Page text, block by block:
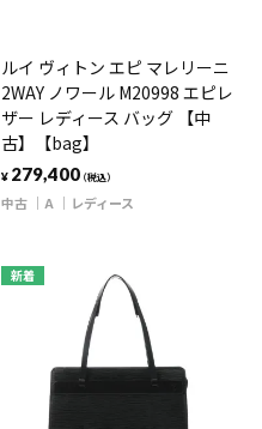
ルイ ヴィトン エピ マレリーニ
2WAY ノワール M20998 エピレ
ザー レディース バッグ 【中
古】【bag】
¥ 279,400（税込）
中古 A レディース
新着